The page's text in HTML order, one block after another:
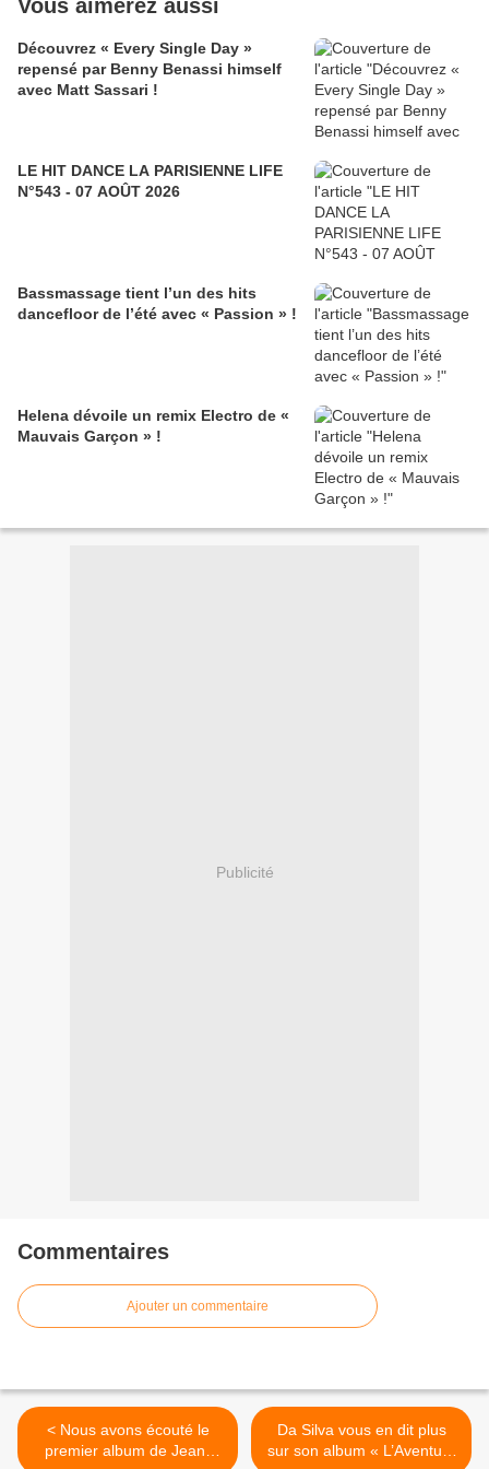
Vous aimerez aussi
Découvrez « Every Single Day »
repensé par Benny Benassi himself
avec Matt Sassari !
LE HIT DANCE LA PARISIENNE LIFE
N°543 - 07 AOÛT 2026
Bassmassage tient l’un des hits
dancefloor de l’été avec « Passion » !
Helena dévoile un remix Electro de «
Mauvais Garçon » !
Publicité
Commentaires
Ajouter un commentaire
< Nous avons écouté le
premier album de Jean-
Da Silva vous en dit plus
sur son album « L’Aventure